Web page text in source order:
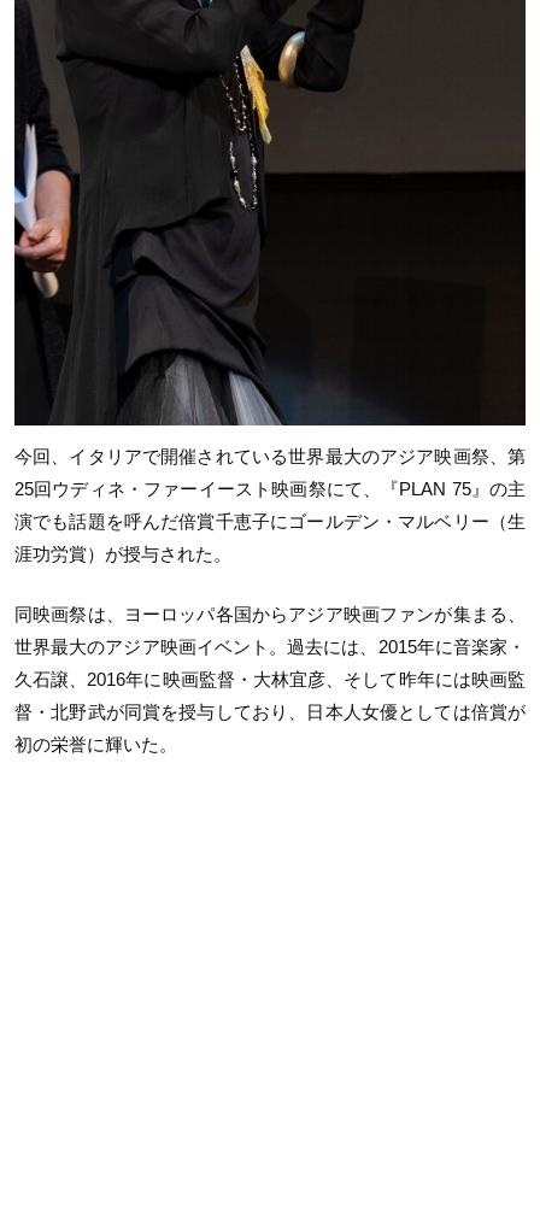
今回、イタリアで開催されている世界最大のアジア映画祭、第
25回ウディネ・ファーイースト映画祭にて、『PLAN 75』の主
演でも話題を呼んだ倍賞千恵子にゴールデン・マルベリー（生
涯功労賞）が授与された。
同映画祭は、ヨーロッパ各国からアジア映画ファンが集まる、
世界最大のアジア映画イベント。過去には、 2015年に音楽家・
久石譲、 2016年に映画監督・大林宜彦、そして昨年には映画監
督・北野武が同賞を授与しており、日本人女優としては倍賞が
初の栄誉に輝いた。